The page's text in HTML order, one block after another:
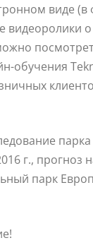
виде (в
видеоролики
обучения
парка
г., прогноз
парк